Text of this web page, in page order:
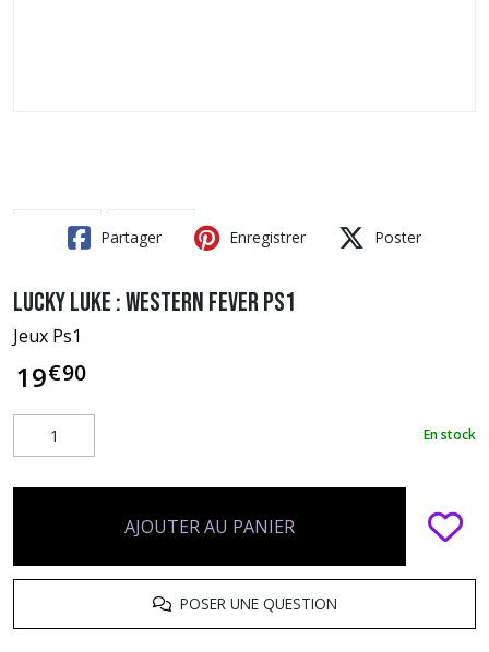
Partager Enregistrer Poster
Lucky Luke : Western Fever PS1
Jeux Ps1
19€90
En stock
AJOUTER AU PANIER
POSER UNE QUESTION